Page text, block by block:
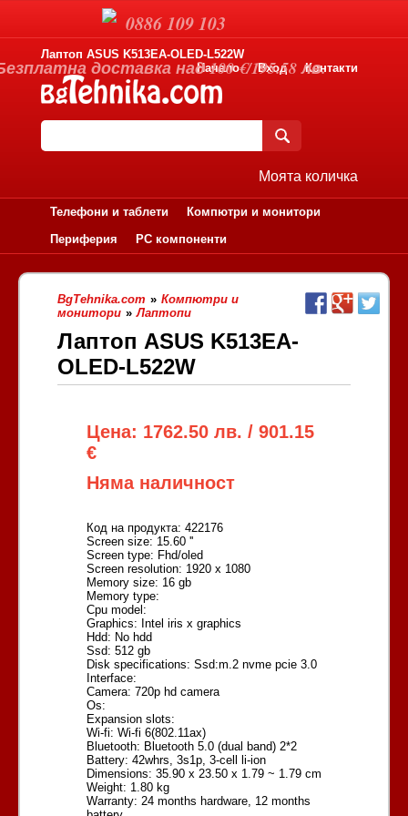
Лаптоп ASUS K513EA-OLED-L522W
Начало
Вход Контакти
Моята количка
Телефони и таблети
Компютри и монитори
Периферия
PC компоненти
BgTehnika.com » Компютри и
монитори » Лаптопи
Лаптоп ASUS K513EA-
OLED-L522W
Цена: 1762.50 лв. / 901.15
€
Няма наличност
Код на продукта: 422176
Screen size: 15.60 ''
Screen type: Fhd/oled
Screen resolution: 1920 x 1080
Memory size: 16 gb
Memory type:
Cpu model:
Graphics: Intel iris x graphics
Hdd: No hdd
Ssd: 512 gb
Disk specifications: Ssd:m.2 nvme pcie 3.0
Interface:
Camera: 720p hd camera
Os:
Expansion slots:
Wi-fi: Wi-fi 6(802.11ax)
Bluetooth: Bluetooth 5.0 (dual band) 2*2
Battery: 42whrs, 3s1p, 3-cell li-ion
Dimensions: 35.90 x 23.50 x 1.79 ~ 1.79 cm
Weight: 1.80 kg
Warranty: 24 months hardware, 12 months
0886 109 103
доставка над 100 €/195.58 лв.